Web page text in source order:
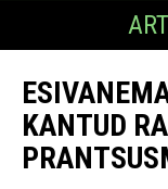
KANTUD